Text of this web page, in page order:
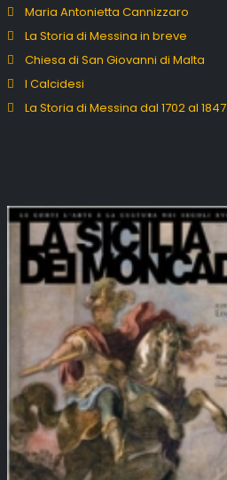
Maria Antonietta Cannizzaro
La Storia di Messina in breve
Chiesa di San Giovanni di Malta
I Calcidesi
La Storia di Messina dal 1702 al 1847